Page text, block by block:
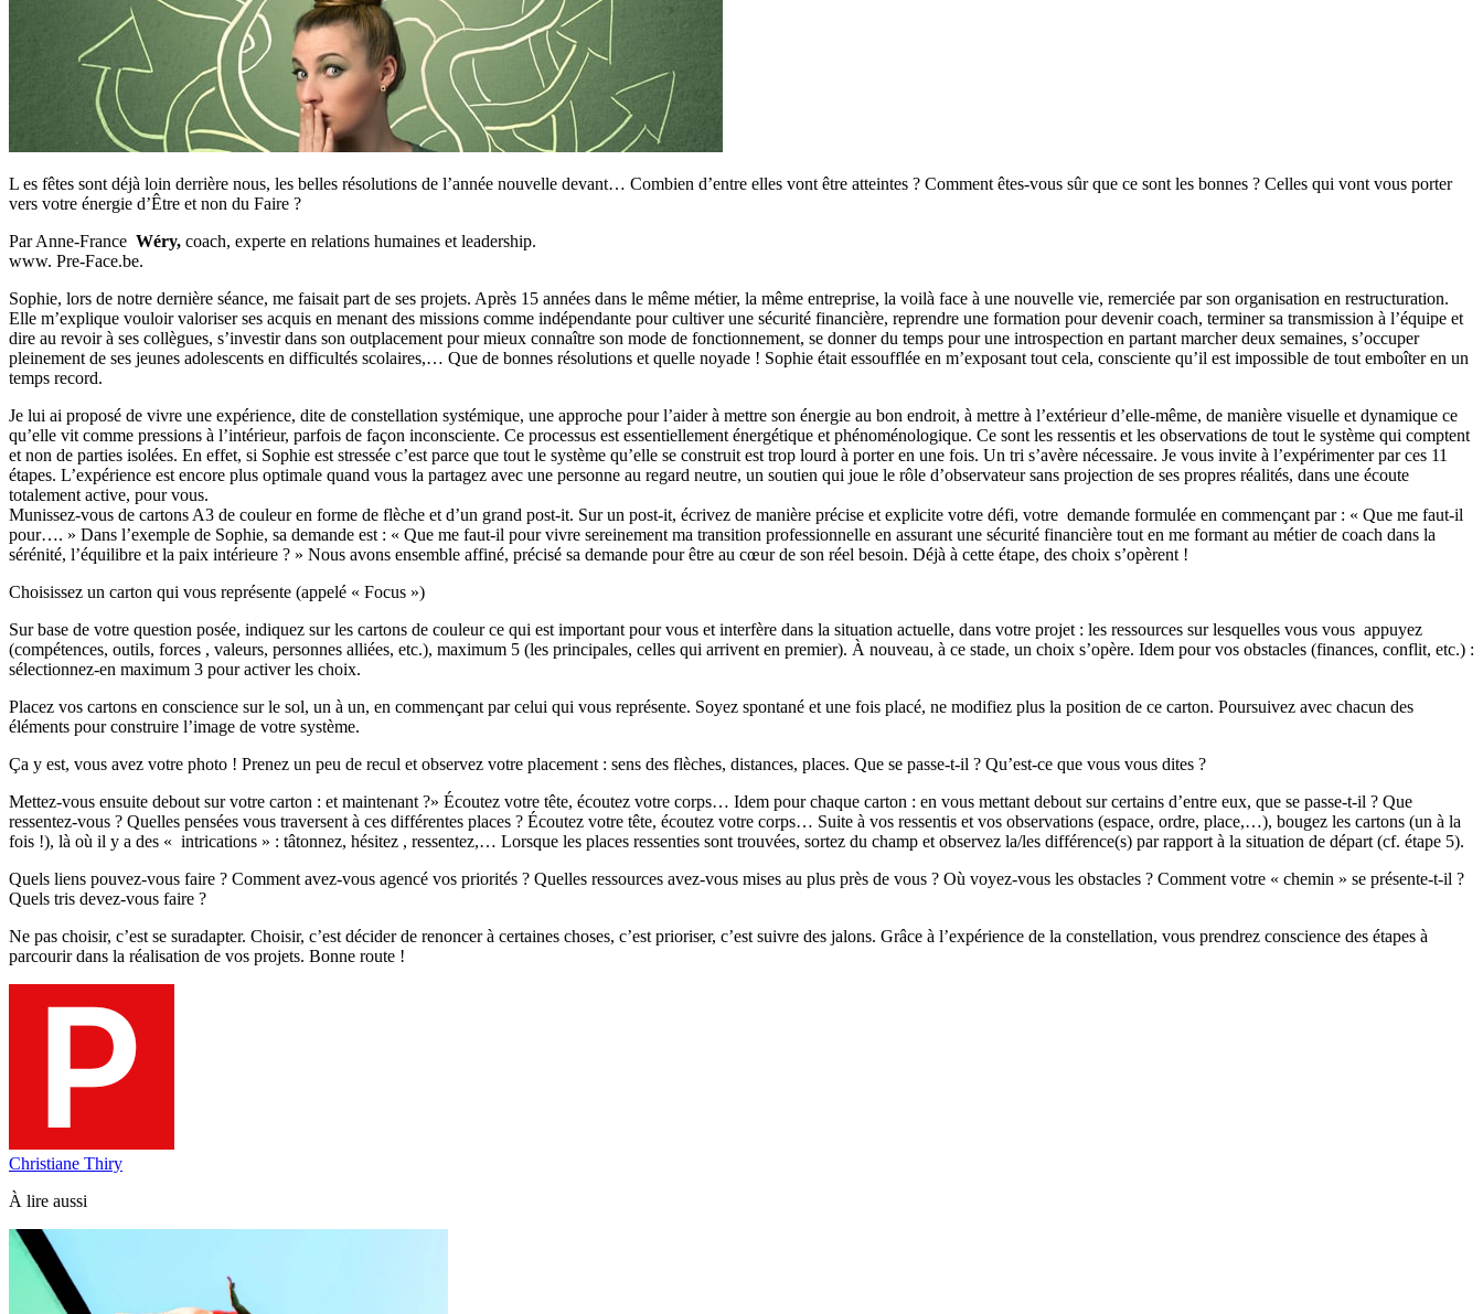
L es fêtes sont déjà loin derrière nous, les belles résolutions de l’année nouvelle devant… Combien d’entre elles vont être atteintes ? Comment êtes-vous sûr que ce sont les bonnes ? Celles qui vont vous porter
vers votre énergie d’Être et non du Faire ?
Par Anne-France Wéry, coach, experte en relations humaines et leadership.
www. Pre-Face.be.
Sophie, lors de notre dernière séance, me faisait part de ses projets. Après 15 années dans le même métier, la même entreprise, la voilà face à une nouvelle vie, remerciée par son organisation en restructuration.
Elle m’explique vouloir valoriser ses acquis en menant des missions comme indépendante pour cultiver une sécurité financière, reprendre une formation pour devenir coach, terminer sa transmission à l’équipe et
dire au revoir à ses collègues, s’investir dans son outplacement pour mieux connaître son mode de fonctionnement, se donner du temps pour une introspection en partant marcher deux semaines, s’occuper
pleinement de ses jeunes adolescents en difficultés scolaires,… Que de bonnes résolutions et quelle noyade ! Sophie était essoufflée en m’exposant tout cela, consciente qu’il est impossible de tout emboîter en un
temps record.
Je lui ai proposé de vivre une expérience, dite de constellation systémique, une approche pour l’aider à mettre son énergie au bon endroit, à mettre à l’extérieur d’elle-même, de manière visuelle et dynamique ce
qu’elle vit comme pressions à l’intérieur, parfois de façon inconsciente. Ce processus est essentiellement énergétique et phénoménologique. Ce sont les ressentis et les observations de tout le système qui comptent
et non de parties isolées. En effet, si Sophie est stressée c’est parce que tout le système qu’elle se construit est trop lourd à porter en une fois. Un tri s’avère nécessaire. Je vous invite à l’expérimenter par ces 11
étapes. L’expérience est encore plus optimale quand vous la partagez avec une personne au regard neutre, un soutien qui joue le rôle d’observateur sans projection de ses propres réalités, dans une écoute
totalement active, pour vous.
Munissez-vous de cartons A3 de couleur en forme de flèche et d’un grand post-it. Sur un post-it, écrivez de manière précise et explicite votre défi, votre demande formulée en commençant par : « Que me faut-il
pour…. » Dans l’exemple de Sophie, sa demande est : « Que me faut-il pour vivre sereinement ma transition professionnelle en assurant une sécurité financière tout en me formant au métier de coach dans la
sérénité, l’équilibre et la paix intérieure ? » Nous avons ensemble affiné, précisé sa demande pour être au cœur de son réel besoin. Déjà à cette étape, des choix s’opèrent !
Choisissez un carton qui vous représente (appelé « Focus »)
Sur base de votre question posée, indiquez sur les cartons de couleur ce qui est important pour vous et interfère dans la situation actuelle, dans votre projet : les ressources sur lesquelles vous vous appuyez
(compétences, outils, forces , valeurs, personnes alliées, etc.), maximum 5 (les principales, celles qui arrivent en premier). À nouveau, à ce stade, un choix s’opère. Idem pour vos obstacles (finances, conflit, etc.) :
sélectionnez-en maximum 3 pour activer les choix.
Placez vos cartons en conscience sur le sol, un à un, en commençant par celui qui vous représente. Soyez spontané et une fois placé, ne modifiez plus la position de ce carton. Poursuivez avec chacun des
éléments pour construire l’image de votre système.
Ça y est, vous avez votre photo ! Prenez un peu de recul et observez votre placement : sens des flèches, distances, places. Que se passe-t-il ? Qu’est-ce que vous vous dites ?
Mettez-vous ensuite debout sur votre carton : et maintenant ?» Écoutez votre tête, écoutez votre corps… Idem pour chaque carton : en vous mettant debout sur certains d’entre eux, que se passe-t-il ? Que
ressentez-vous ? Quelles pensées vous traversent à ces différentes places ? Écoutez votre tête, écoutez votre corps… Suite à vos ressentis et vos observations (espace, ordre, place,…), bougez les cartons (un à la
fois !), là où il y a des « intrications » : tâtonnez, hésitez , ressentez,… Lorsque les places ressenties sont trouvées, sortez du champ et observez la/les différence(s) par rapport à la situation de départ (cf. étape 5).
Quels liens pouvez-vous faire ? Comment avez-vous agencé vos priorités ? Quelles ressources avez-vous mises au plus près de vous ? Où voyez-vous les obstacles ? Comment votre « chemin » se présente-t-il ?
Quels tris devez-vous faire ?
Ne pas choisir, c’est se suradapter. Choisir, c’est décider de renoncer à certaines choses, c’est prioriser, c’est suivre des jalons. Grâce à l’expérience de la constellation, vous prendrez conscience des étapes à
parcourir dans la réalisation de vos projets. Bonne route !
Christiane Thiry
À lire aussi